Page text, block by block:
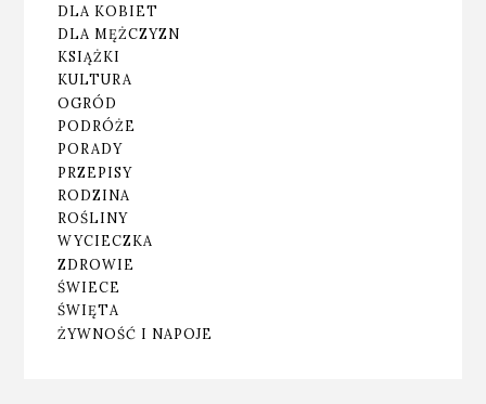
DLA KOBIET
DLA MĘŻCZYZN
KSIĄŻKI
KULTURA
OGRÓD
PODRÓŻE
PORADY
PRZEPISY
RODZINA
ROŚLINY
WYCIECZKA
ZDROWIE
ŚWIECE
ŚWIĘTA
ŻYWNOŚĆ I NAPOJE